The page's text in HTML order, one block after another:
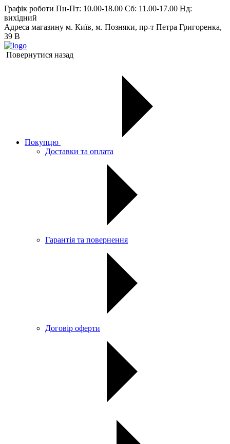
Графік роботи Пн-Пт: 10.00-18.00 Сб: 11.00-17.00 Нд:
вихiдний
Адреса магазину м. Київ, м. Позняки, пр-т Петра Григоренка,
39 В
Повернутися назад
Покупцю
Доставки та оплата
Гарантія та повернення
Договір оферти